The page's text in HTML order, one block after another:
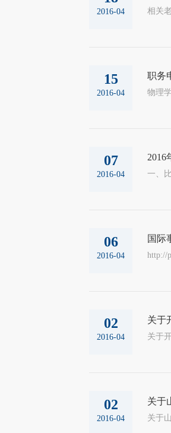
2016-04 相关
15
2016-04
职务
07
2016-04
2016
一、
06
2016-04
国际
http://
02
2016-04
关于
关于
02
2016-04
关于
关于